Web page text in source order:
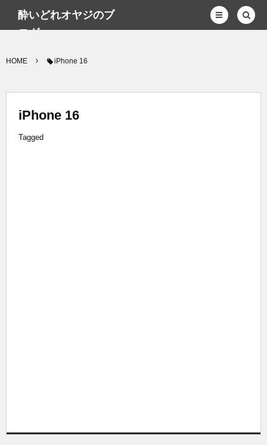
酔いどれオヤジのブ
ログwp
HOME iPhone 16
iPhone 16
Tagged